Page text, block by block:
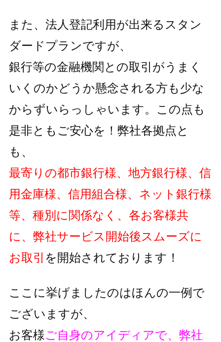
また、法人登記利用が出来るスタン
ダードプランですが、
銀行等の金融機関との取引がうまく
いくのかどうか懸念される方も少な
からずいらっしゃいます。この点も
是非ともご安心を！弊社各拠点と
も、
最寄りの都市銀行様、地方銀行様、信
用金庫様、信用組合様、ネット銀行様
等、種別に関係なく、各お客様共
に、弊社サービス開始後スムーズに
お取引 を開始されております！
ここに挙げましたのはほんの一例で
ございますが、
お客様ご自身のアイディアで、弊社